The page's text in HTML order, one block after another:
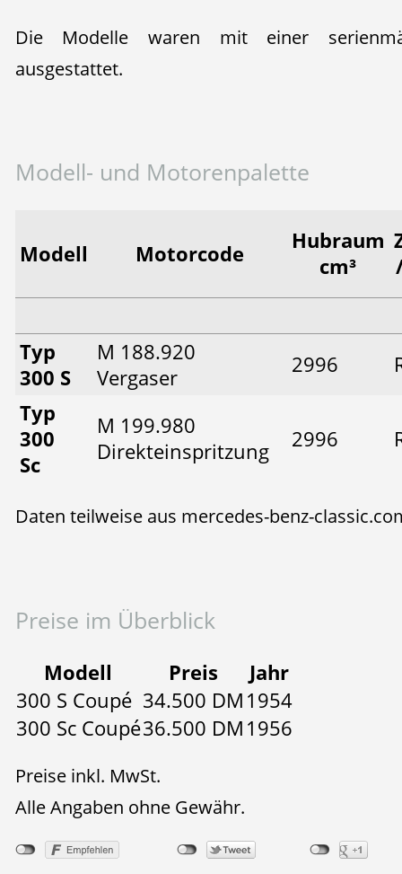
Die Modelle waren mit einer
ausgestattet.
Modell- und Motorenpalette
Modell Motorcode
Hubraum
cm³
Typ
300 S
M 188.920
Vergaser
2996
Typ
300
Sc
M 199.980
Direkteinspritzung
2996
Daten teilweise aus mercedes-benz-
Preise im Überblick
Modell Preis
Jahr
300 S Coupé 34.500 DM1954
300 Sc Coupé36.500 DM1956
Preise inkl. MwSt.
Alle Angaben ohne Gewähr.